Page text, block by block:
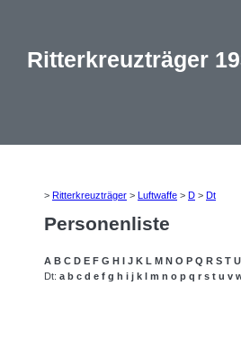
Ritterkreuzträger
> Ritterkreuzträger > Luftwaffe > D > Dt
Personenliste
A B C D E F G H I J K L M N O P Q R S T U
Dt: a b c d e f g h i j k l m n o p q r s t u v